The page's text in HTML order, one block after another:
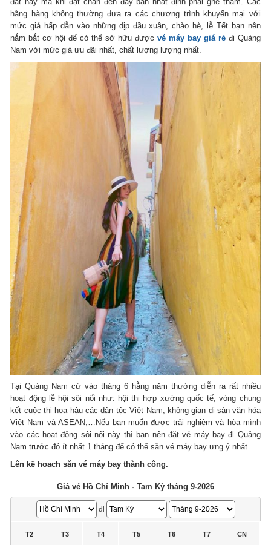
hãng hàng không thường đưa ra các chương trình khuyến mại với
mức giá hấp dẫn vào những dịp đầu xuân, chào hè, lễ Tết bạn nên
nắm bắt cơ hội để có thể sở hữu được vé máy bay giá rẻđi Quảng
Nam với mức giá ưu đãi nhất, chất lượng lượng nhất.
Tại Quảng Nam cứ vào tháng 6 hằng năm thường diễn ra rất nhiều
hoạt động lễ hội sôi nổi như: hội thi hợp xướng quốc tế, vòng chung
kết cuộc thi hoa hậu các dân tộc Việt Nam, không gian di sản văn hóa
Việt Nam và ASEAN,…Nếu bạn muốn được trải nghiệm và hòa mình
vào các hoạt động sôi nổi này thì bạn nên đặt vé máy bay đi Quảng
Nam trước đó ít nhất 1 tháng để có thể săn vé máy bay ưng ý nhất
Lên kế hoach săn vé máy bay thành công.
Giá vé Hồ Chí Minh - Tam Kỳ tháng 9-2026
đi
T2 T3 T4 T5 T6 T7 CN